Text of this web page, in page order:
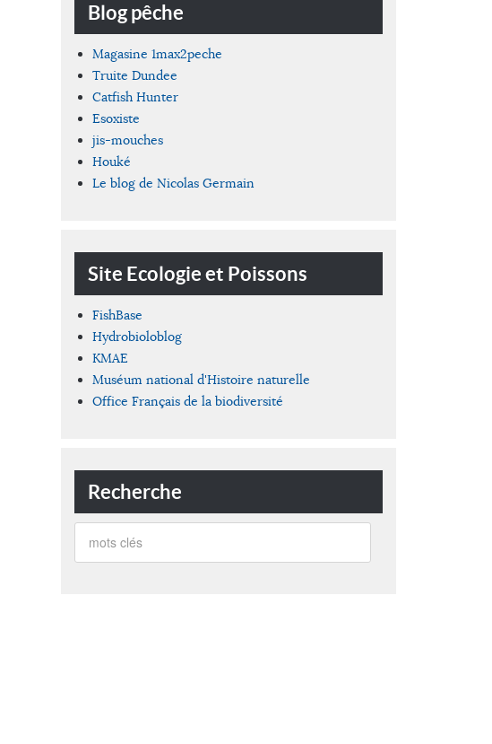
Blog pêche
Magasine 1max2peche
Truite Dundee
Catfish Hunter
Esoxiste
jis-mouches
Houké
Le blog de Nicolas Germain
Site Ecologie et Poissons
FishBase
Hydrobioloblog
KMAE
Muséum national d'Histoire naturelle
Office Français de la biodiversité
Recherche